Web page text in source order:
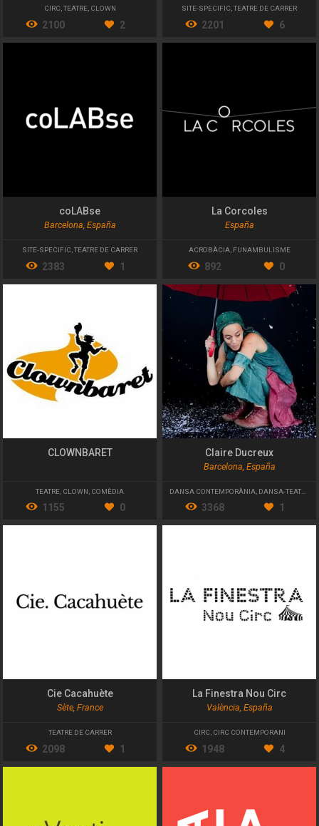
CIRC,TEATRE, CLOWN
2100 2
SITE-SPECIFIC,TEATRE DE CARRER
2201 6
coLABse
Barcelona, España
SITE-SPECIFIC TEATRE DE CARRER
2383 1
La Corcoles
España
ACROBÀCIA, FUNAMBULISME
892 0
CLOWNBARET
TEATRE CLOWN COMÈDIA
1155 0
Claire Ducreux
Barcelona, España
DANSA CONTEMPORÀNIA DANSA-TEATRE
3368 1
Cie Cacahuète
Sète, France
TEATRE DE CARRER
2098 1
La Finestra Nou Circ
València, España
CIRC CIRC CONTEMPORANI
1948 4